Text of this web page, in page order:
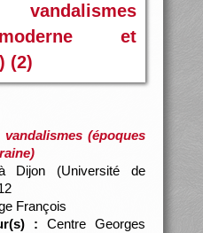
et
(2)
vandalismes (époques
Dijon (Université de
François
: Centre Georges